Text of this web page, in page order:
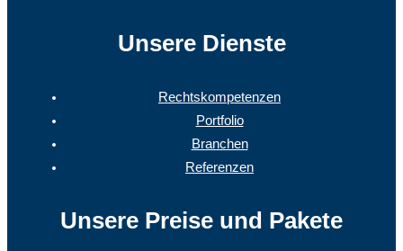
Unsere Dienste
Rechtskompetenzen
Portfolio
Branchen
Referenzen
Unsere Preise und Pakete